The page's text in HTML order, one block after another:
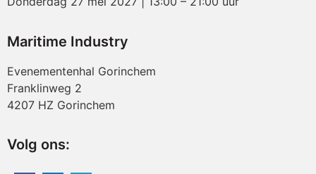
Maritime Industry
Evenementenhal Gorinchem
Franklinweg 2
4207 HZ Gorinchem
Volg ons: